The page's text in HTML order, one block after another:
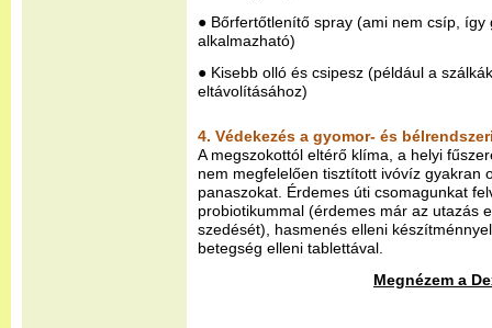
● Bőrfertőtlenítő spray (ami nem csíp, így
alkalmazható)
● Kisebb olló és csipesz (például a
eltávolításához)
4. Védekezés a gyomor- és
A megszokottól eltérő klíma, a helyi
nem megfelelően tisztított ivóvíz gyakran
panaszokat. Érdemes úti csomagunkat
probiotikummal (érdemes már az utazás
szedését), hasmenés elleni
betegség elleni tablettával.
Megnézem a